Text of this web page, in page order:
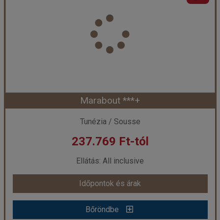
Város:Skanes
Utazás módja:
Ellátás:
All inclusive
Szálláskategória:Hotel ***
Négyágyas szoba
Időpont: 2026-08-25 | 7 éj
már 233.639 Ft-tól
Időpontok és árak
Bőröndbe
Marabout ***+
Tunézia / Sousse
237.769 Ft-tól
Ellátás: All inclusive
Időpontok és árak
Bőröndbe